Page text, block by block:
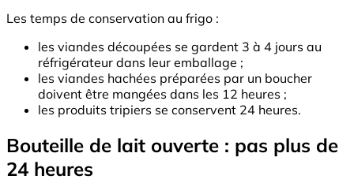
Les temps de conservation au frigo :
les viandes découpées se gardent 3 à 4 jours au
réfrigérateur dans leur emballage ;
les viandes hachées préparées par un boucher
doivent être mangées dans les 12 heures ;
les produits tripiers se conservent 24 heures.
Bouteille de lait ouverte : pas plus de
24 heures